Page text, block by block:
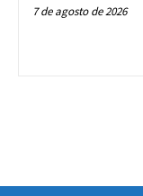
7 de agosto de 2026